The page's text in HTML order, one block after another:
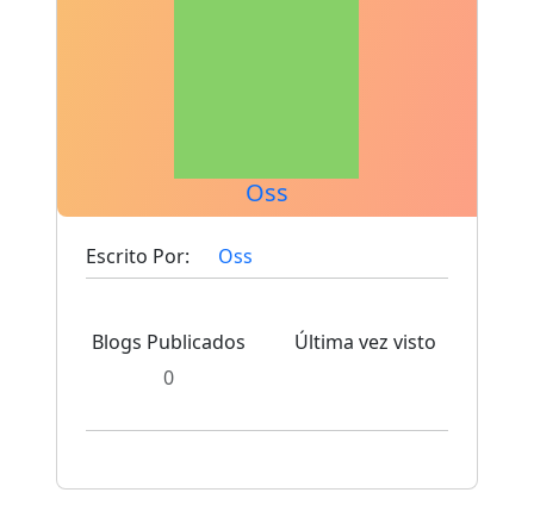
Oss
Escrito Por: Oss
Blogs Publicados
0
Última vez visto